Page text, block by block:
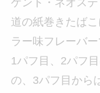
ケント・ネオス
道の紙巻きたば
ラー味フレーバー
1パフ目、2パフ
の、3パフ目から